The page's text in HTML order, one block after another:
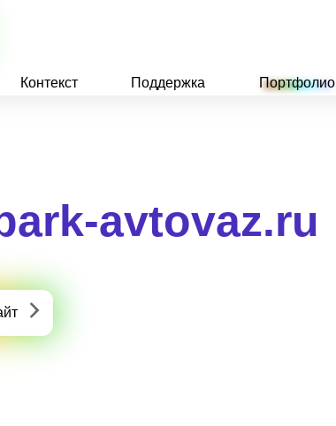
Контекст Поддержка Портфолио
avtovaz.ru